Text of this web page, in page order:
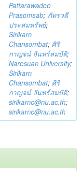
Pattarawadee
Prasomsab; ภัทรวดี
ประสมทรัพย์;
Sirikarn
Chansombat; ศิริ
กาญจน์ จันทร์สมบัติ;
Naresuan University;
Sirikarn
Chansombat; ศิริ
กาญจน์ จันทร์สมบัติ;
sirikarnc@nu.ac.th;
sirikarnc@nu.ac.th